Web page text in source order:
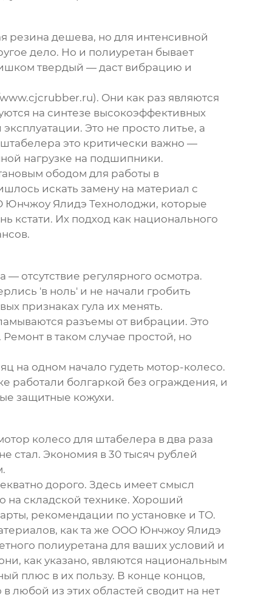
резина дешева, но для интенсивной
дело. Но и полиуретан бывает
твердый — даст вибрацию и
). Они как раз являются
на синтезе высокоэффективных
Это не просто литье, а
это критически важно —
нагрузке на подшипники.
ободом для работы в
искать замену на материал с
Ялидэ Технолоджи, которые
кстати. Их подход как национального
отсутствие регулярного осмотра.
'в ноль' и не начали гробить
признаках гула их менять.
разъемы от вибрации. Это
в таком случае простой, но
на одном начало гудеть мотор-колесо.
работали болгаркой без ограждения, и
защитные кожухи.
колесо для штабелера в два раза
стал. Экономия в 30 тысяч рублей
дорого. Здесь имеет смысл
на складской технике. Хороший
рекомендации по установке и ТО.
как та же ООО Юнчжоу Ялидэ
полиуретана для ваших условий и
как указано, являются национальным
плюс в их пользу. В конце концов,
любой из этих областей сводит на нет